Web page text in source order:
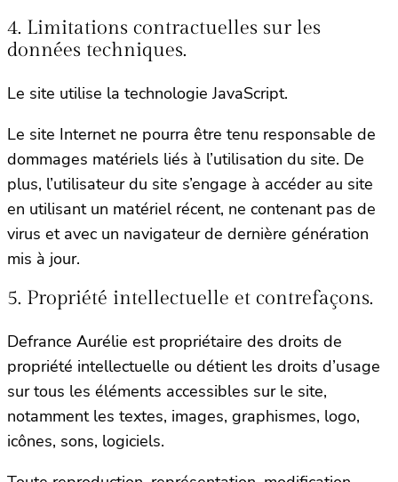
4. Limitations contractuelles sur les
données techniques.
Le site utilise la technologie JavaScript.
Le site Internet ne pourra être tenu responsable de
dommages matériels liés à l’utilisation du site. De
plus, l’utilisateur du site s’engage à accéder au site
en utilisant un matériel récent, ne contenant pas de
virus et avec un navigateur de dernière génération
mis à jour.
5. Propriété intellectuelle et contrefaçons.
Defrance Aurélie est propriétaire des droits de
propriété intellectuelle ou détient les droits d’usage
sur tous les éléments accessibles sur le site,
notamment les textes, images, graphismes, logo,
icônes, sons, logiciels.